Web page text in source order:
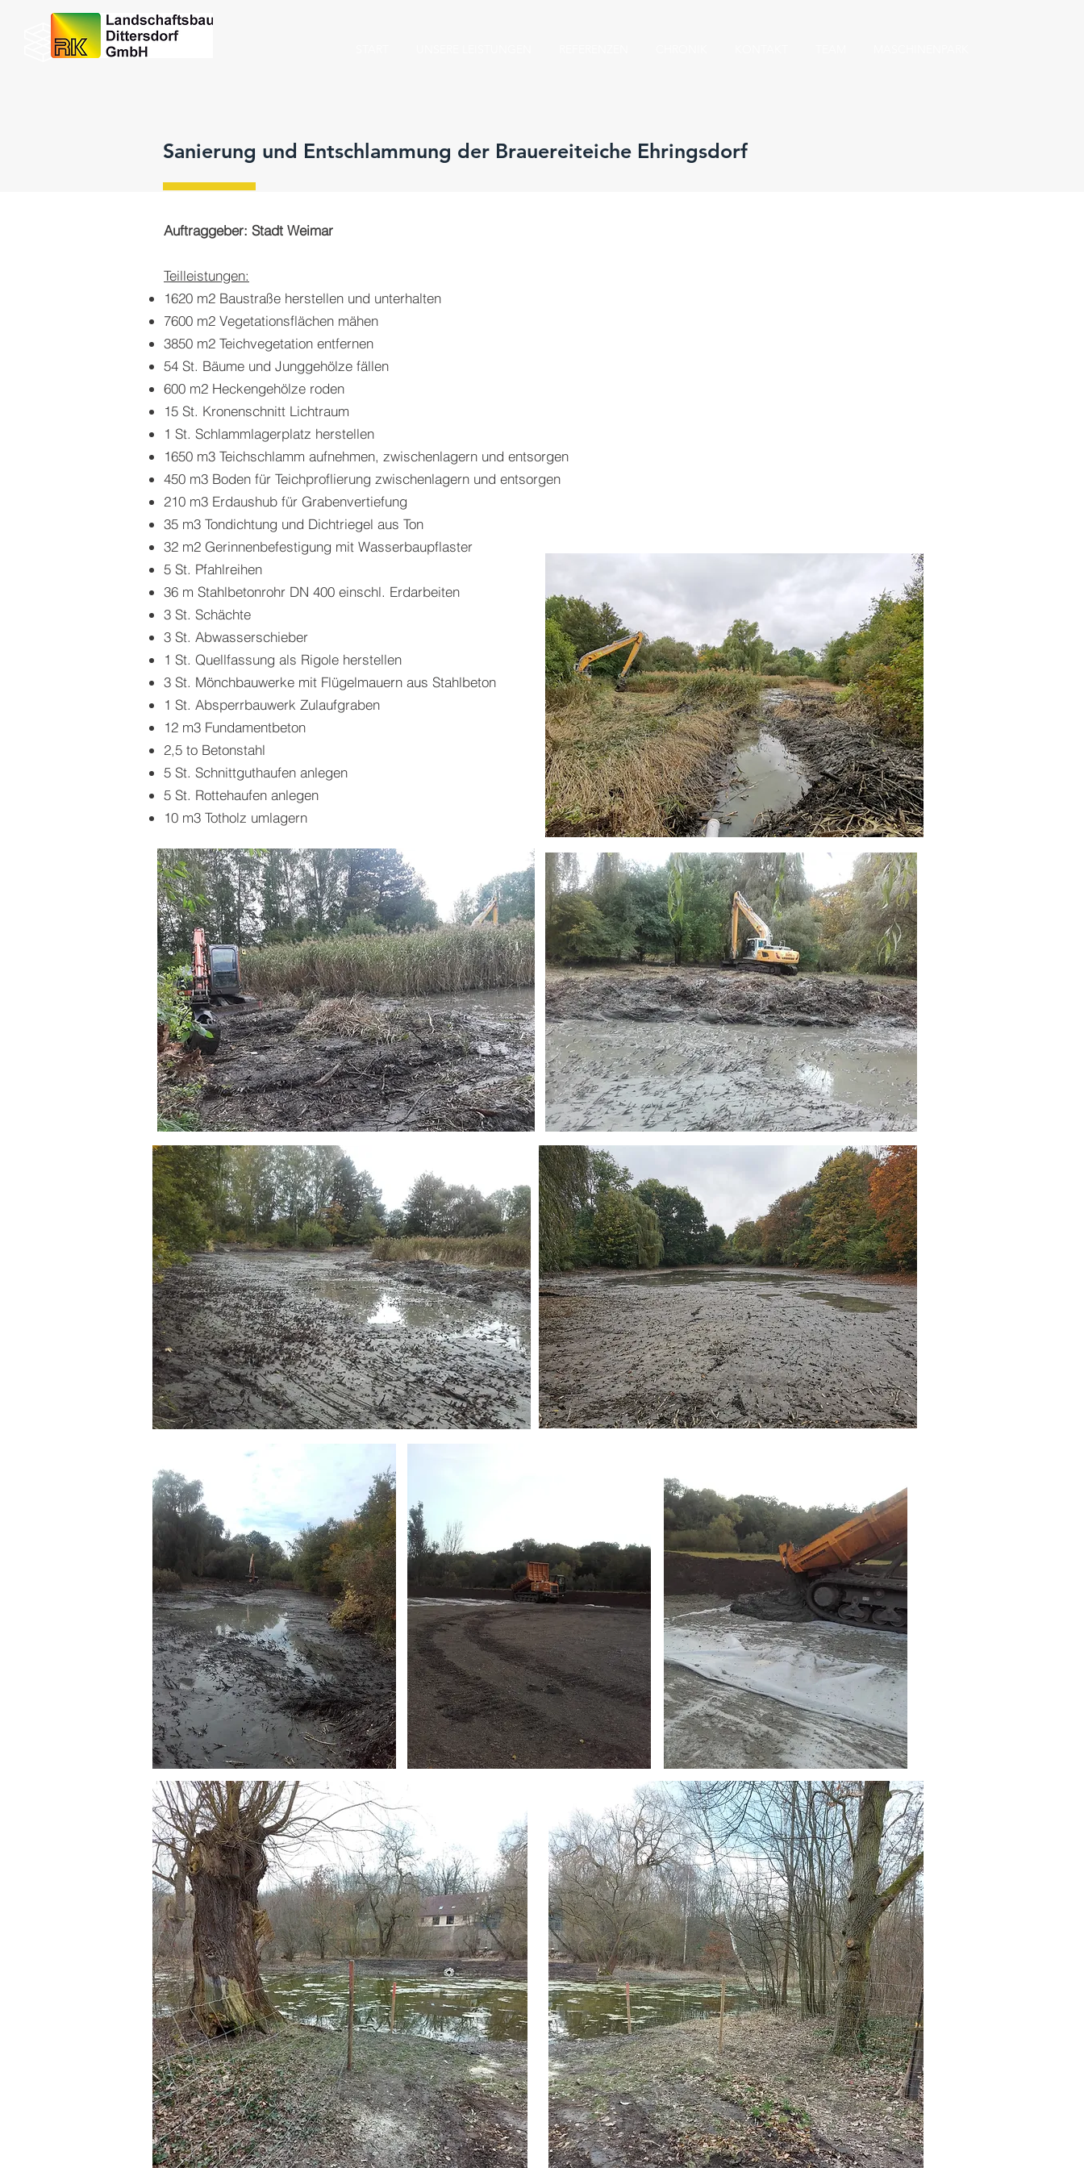
Sanierung und Entschlammung der Brauereiteiche Ehringsdorf
Auftraggeber: Stadt Weimar
Teilleistungen:
1620 m2 Baustraße herstellen und unterhalten
7600 m2 Vegetationsflächen mähen
3850 m2 Teichvegetation entfernen
54 St. Bäume und Junggehölze fällen
600 m2 Heckengehölze roden
15 St. Kronenschnitt Lichtraum
1 St. Schlammlagerplatz herstellen
1650 m3 Teichschlamm aufnehmen, zwischenlagern und entsorgen
450 m3 Boden für Teichproflierung zwischenlagern und entsorgen
210 m3 Erdaushub für Grabenvertiefung
35 m3 Tondichtung und Dichtriegel aus Ton
32 m2 Gerinnenbefestigung mit Wasserbaupflaster
5 St. Pfahlreihen
36 m Stahlbetonrohr DN 400 einschl. Erdarbeiten
3 St. Schächte
3 St. Abwasserschieber
1 St. Quellfassung als Rigole herstellen
3 St. Mönchbauwerke mit Flügelmauern aus Stahlbeton
1 St. Absperrbauwerk Zulaufgraben
12 m3 Fundamentbeton
2,5 to Betonstahl
5 St. Schnittguthaufen anlegen
5 St. Rottehaufen anlegen
10 m3 Totholz umlagern